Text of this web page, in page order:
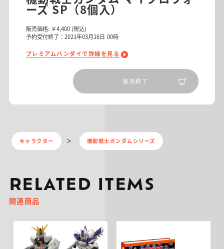
ーズ SP（8個入）
販売価格: ￥4,400 (税込)
予約受付終了：2021年03月16日 00時
プレミアムバンダイで詳細を見る
販売終了
キャラクター 機動戦士ガンダムシリーズ
RELATED ITEMS
関連商品